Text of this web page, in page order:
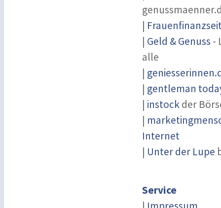
|
| Geld & Genuss -
alle
|
| gentleman
| instockder
|
Internet
| Unter der Lupe
Service